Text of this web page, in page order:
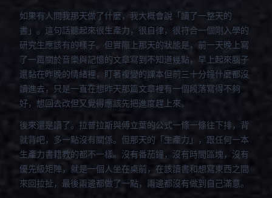
如果有人問我那天做了什麼，我大概會說「讀了一整天的
書」。這句話聽起來很生產力，很自律，很符合一個剛入學的
研究生應該有的樣子。但實際上那天的狀態是，前一天晚上寫
了一篇關於音樂與記憶的文章寫到不知道幾點，早上起來腦子
還黏在昨晚的情緒裡，盯著複變的課本但前三十分鐘什麼都沒
讀進去，只是一直在想昨天那篇文章裡有一個段落寫得不夠
好，想回去改但又覺得應該先把進度趕上來。
後來還是讀了。拉普拉斯與傅立葉的公式一條一條往下排，背
就背吧，多一點沒有關係。但那天的「生產力」，跟任何一本
生產力書籍教的都不一樣。沒有番茄鐘，沒有時間區塊，沒有
優先級矩陣，就是一個人坐在桌前，在該讀書和想寫東西之間
來回拉扯，最後兩邊都做了一點，兩邊都沒有做到自己滿意。